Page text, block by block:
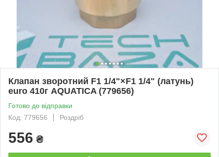
Клапан зворотний F1 1/4"×F1 1/4" (латунь)
euro 410г AQUATICA (779656)
Готово до відправки
Код: 779656
Роздріб
556 ₴